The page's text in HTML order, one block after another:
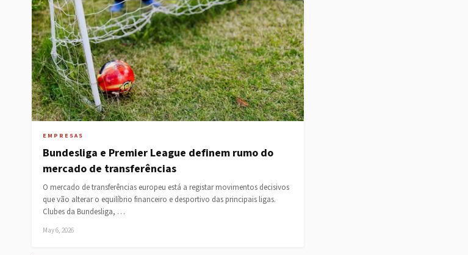
EMPRESAS
Bundesliga e Premier League definem rumo do
mercado de transferências
O mercado de transferências europeu está a registar movimentos decisivos
que vão alterar o equilíbrio financeiro e desportivo das principais ligas.
Clubes da Bundesliga, …
May 6, 2026